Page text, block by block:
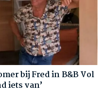
bij Fred in B&B Vol
iets van’